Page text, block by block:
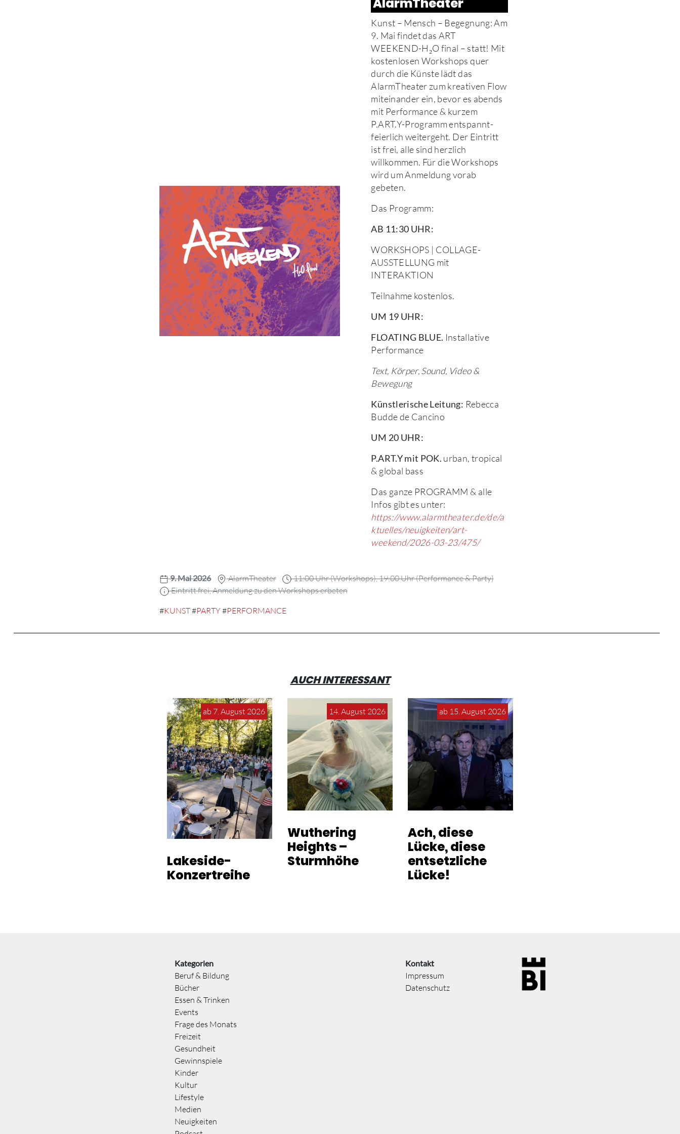
Kunst – Mensch – Begegnung: Am
9. Mai findet das ART
WEEKEND-H₂O final – statt! Mit
kostenlosen Workshops quer
durch die Künste lädt das
AlarmTheater zum kreativen Flow
miteinander ein, bevor es abends
mit Performance & kurzem
P.ART.Y-Programm entspannt-
feierlich weitergeht. Der Eintritt
ist frei, alle sind herzlich
willkommen. Für die Workshops
wird um Anmeldung vorab
gebeten.
Das Programm:
AB 11:30 UHR:
WORKSHOPS | COLLAGE-
AUSSTELLUNG mit
INTERAKTION
Teilnahme kostenlos.
UM 19 UHR:
FLOATING BLUE. Installative
Performance
Text, Körper, Sound, Video &
Bewegung
Künstlerische Leitung: Rebecca
Budde de Cancino
UM 20 UHR:
P.ART.Y mit POK. urban, tropical
& global bass
Das ganze PROGRAMM & alle
Infos gibt es unter:
https://www.alarmtheater.de/de/a
ktuelles/neuigkeiten/art-
weekend/2026-03-23/475/
9. Mai 2026 AlarmTheater
11:00 Uhr (Workshops), 19:00 Uhr (Performance & Party)
Eintritt frei, Anmeldung zu den Workshops erbeten
#KUNST#PARTY#PERFORMANCE
AUCH INTERESSANT
ab 7. August 2026
Lakeside-
Konzertreihe
14. August 2026
Wuthering
Heights –
Sturmhöhe
ab 15. August 2026
Ach, diese
Lücke, diese
entsetzliche
Lücke!
Kategorien
Beruf & Bildung
Bücher
Essen & Trinken
Events
Frage des Monats
Freizeit
Gesundheit
Gewinnspiele
Kinder
Kultur
Lifestyle
Medien
Neuigkeiten
Kontakt
Impressum
Datenschutz